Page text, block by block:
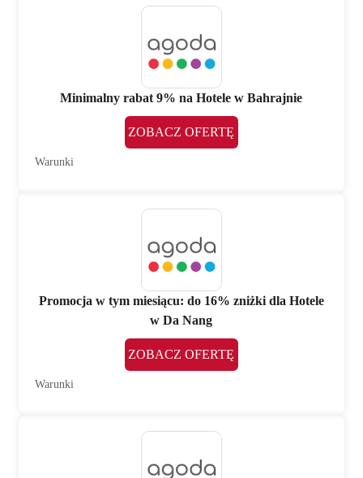
Minimalny rabat 9% na Hotele w Bahrajnie
ZOBACZ OFERTĘ
Warunki
Promocja w tym miesiącu: do 16% zniżki dla Hotele
w Da Nang
ZOBACZ OFERTĘ
Warunki